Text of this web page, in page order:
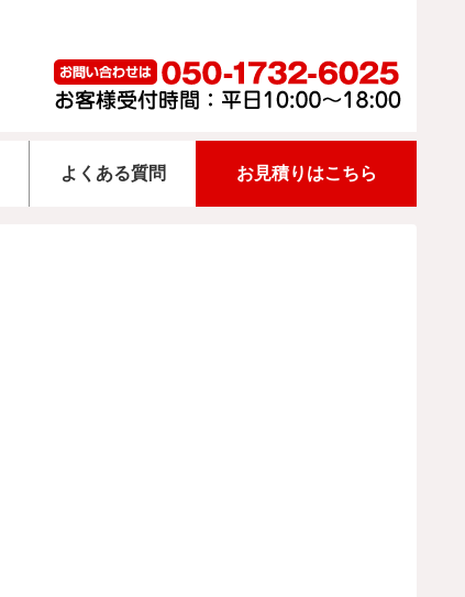
よくある質問 お見積りはこちら